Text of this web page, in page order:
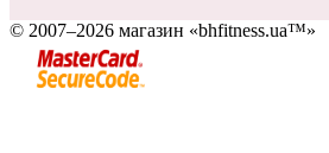
© 2007–2026 магазин «bhfitness.ua™»